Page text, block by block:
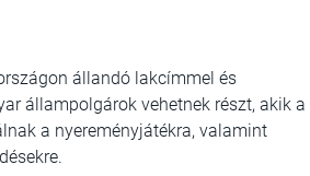
állandó lakcímmel és
állampolgárok vehetnek részt, akik a
a nyereményjátékra, valamint